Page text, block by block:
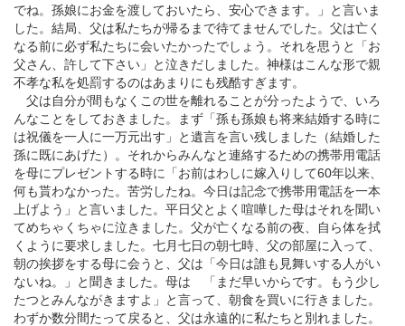
でね。孫娘にお金を渡しておいたら、安心できます。」と言いま
した。結局、父は私たちが帰るまで待てませんでした。父は亡く
なる前に必ず私たちに会いたかったでしょう。それを思うと「お
父さん、許して下さい」と泣きだしました。神様はこんな形で親
不孝な私を処罰するのはあまりにも残酷すぎます。
父は自分が間もなくこの世を離れることが分ったようで、いろ
んなことをしておきました。まず「孫も孫娘も将来結婚する時に
は祝儀を一人に一万元出す」と遺言を言い残しました（結婚した
孫に既にあげた）。それからみんなと連絡するための携帯用電話
を母にプレゼントする時に「お前はわしに嫁入りして60年以来、
何も貰わなかった。苦労したね。今日は記念で携帯用電話を一本
上げよう」と言いました。平日父とよく喧嘩した母はそれを聞い
てめちゃくちゃに泣きました。父が亡くなる前の夜、自ら体を拭
くように要求しました。七月七日の朝七時、父の部屋に入って、
朝の挨拶をする母に会うと、父は「今日は誰も見舞いする人がい
ないね。」と聞きました。母は 「まだ早いからです。もう少し
たつとみんながきますよ」と言って、朝食を買いに行きました。
わずか数分間たって戻ると、父は永遠的に私たちと別れました。